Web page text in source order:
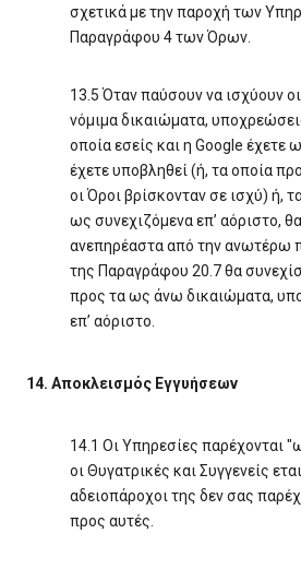
σχετικά με την παροχή των
Παραγράφου 4 των Όρων.
13.5 Όταν παύσουν να ισχύουν
νόμιμα δικαιώματα,
οποία εσείς και η Google έχετε
έχετε υποβληθεί (ή, τα οποία
οι Όροι βρίσκονταν σε ισχύ) ή,
ως συνεχιζόμενα επ’ αόριστο,
ανεπηρέαστα από την ανωτέρω
της Παραγράφου 20.7 θα
προς τα ως άνω δικαιώματα,
επ’ αόριστο.
14. Αποκλεισμός Εγγυήσεων
14.1 Οι Υπηρεσίες παρέχονται
οι Θυγατρικές και Συγγενείς
αδειοπάροχοι της δεν σας
προς αυτές.